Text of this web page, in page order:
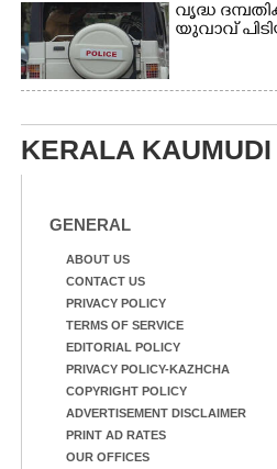
വൃദ്ധ
യുവാവ്
KERALA KAUMUDI
GENERAL
ABOUT US
CONTACT US
PRIVACY POLICY
TERMS OF SERVICE
EDITORIAL POLICY
PRIVACY POLICY-KAZHCHA
COPYRIGHT POLICY
ADVERTISEMENT DISCLAIMER
PRINT AD RATES
OUR OFFICES